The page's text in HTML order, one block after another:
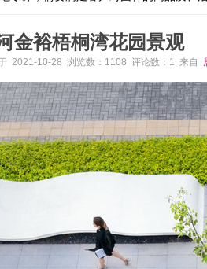
金裕梧桐湾花园景观
2021-10-28 浏览数：1108 评论数：1 来自